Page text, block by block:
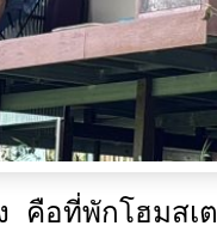
อที่พักโฮมสเ